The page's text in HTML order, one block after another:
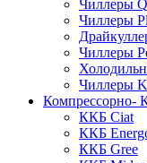
Чиллеры
Чиллеры
Чиллеры
Чиллеры
Компрессорно-
ККБ Ciat
ККБ
ККБ Gree